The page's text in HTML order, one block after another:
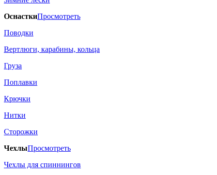
ОснасткиПросмотреть
Поводки
Вертлюги, карабины, кольца
Груза
Поплавки
Крючки
Нитки
Сторожки
ЧехлыПросмотреть
Чехлы для спиннингов